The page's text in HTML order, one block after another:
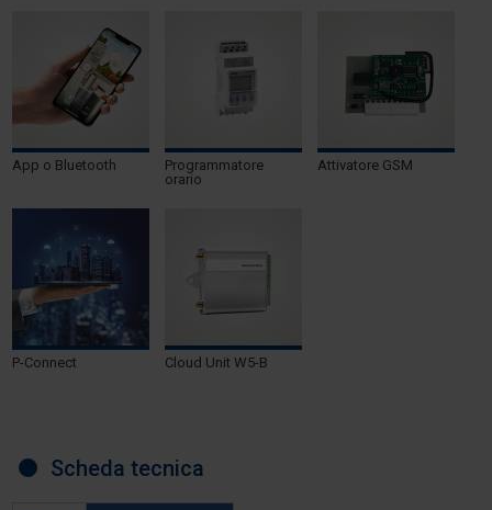
App o Bluetooth
Programmatore
orario
Attivatore GSM
P-Connect Cloud Unit W5-B
Scheda tecnica